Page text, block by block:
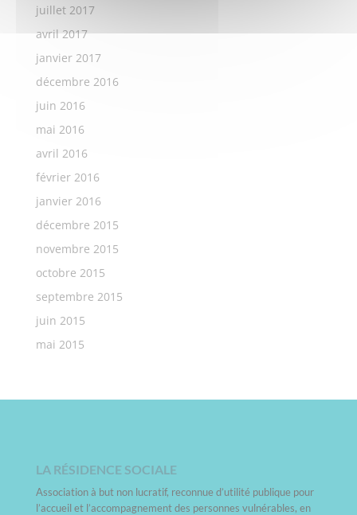
juillet 2017
avril 2017
janvier 2017
décembre 2016
juin 2016
mai 2016
avril 2016
février 2016
janvier 2016
décembre 2015
novembre 2015
octobre 2015
septembre 2015
juin 2015
mai 2015
LA RÉSIDENCE SOCIALE
Association à but non lucratif, reconnue d’utilité publique pour
l’accueil et l’accompagnement des personnes vulnérables, en